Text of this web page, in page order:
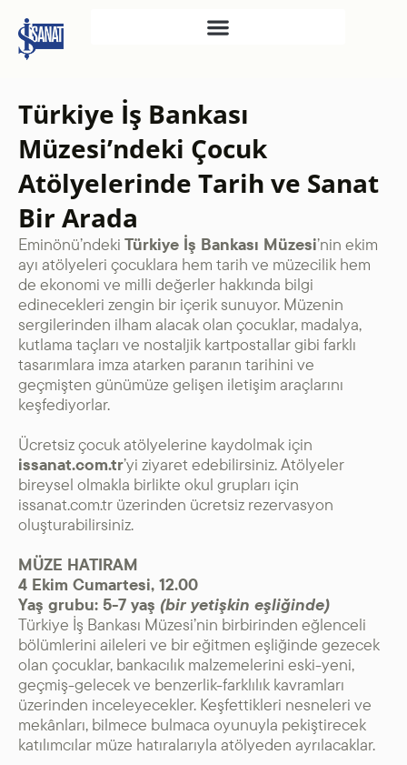
SAHNE SANATLARI
TÜRKIYE İŞ BANKASI
RESIM HEYKEL MÜZESI
TÜRKIYE İŞ BANKASI
MÜZESI
İKTISADI BAĞIMSIZLIK
MÜZESI
ATATÜRK KÜTÜPHANESI
SANAT GALERILERI
KÜLTÜREL MIRASA
DESTEK
Türkiye İş Bankası
Müzesi’ndeki Çocuk
Atölyelerinde Tarih ve Sanat
Bir Arada
Eminönü’ndeki Türkiye İş Bankası Müzesi’nin ekim
ayı atölyeleri çocuklara hem tarih ve müzecilik hem
de ekonomi ve milli değerler hakkında bilgi
edinecekleri zengin bir içerik sunuyor. Müzenin
sergilerinden ilham alacak olan çocuklar, madalya,
kutlama taçları ve nostaljik kartpostallar gibi farklı
tasarımlara imza atarken paranın tarihini ve
geçmişten günümüze gelişen iletişim araçlarını
keşfediyorlar.
Ücretsiz çocuk atölyelerine kaydolmak için
issanat.com.tr’yi ziyaret edebilirsiniz. Atölyeler
bireysel olmakla birlikte okul grupları için
issanat.com.tr üzerinden ücretsiz rezervasyon
oluşturabilirsiniz.
MÜZE HATIRAM
4 Ekim Cumartesi, 12.00
Yaş grubu: 5-7 yaş (bir yetişkin eşliğinde)
Türkiye İş Bankası Müzesi’nin birbirinden eğlenceli
bölümlerini aileleri ve bir eğitmen eşliğinde gezecek
olan çocuklar, bankacılık malzemelerini eski-yeni,
geçmiş-gelecek ve benzerlik-farklılık kavramları
üzerinden inceleyecekler. Keşfettikleri nesneleri ve
mekânları, bilmece bulmaca oyunuyla pekiştirecek
katılımcılar müze hatıralarıyla atölyeden ayrılacaklar.